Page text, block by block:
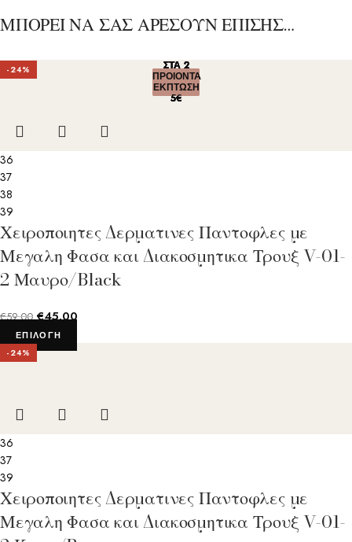
ΜΠΟΡΕΙ ΝΑ ΣΑΣ ΑΡΕΣΟΥΝ ΕΠΙΣΗΣ…
-24% ΣΤΑ 2
ΠΡΟΙΟΝΤΑ
ΕΚΠΤΩΣΗ
5€
36
37
38
39
Χειροποιητες Δερματινες Παντοφλες με
Μεγαλη Φασα και Διακοσμητικα Τρουξ V-01-
2 Μαυρο/Black
€59.00 €45.00
ΕΠΙΛΟΓΉ
-24%
ΣΤΑ 2
ΠΡΟΙΟΝΤΑ
ΕΚΠΤΩΣΗ
5€
36
37
39
Χειροποιητες Δερματινες Παντοφλες με
Μεγαλη Φασα και Διακοσμητικα Τρουξ V-01-
ΣΤΑ 2
ΠΡΟΙΟΝΤΑ
ΕΚΠΤΩΣΗ
5€
ΣΤΑ 2
ΠΡΟΙΟΝΤΑ
ΕΚΠΤΩΣΗ
5€
ΣΤΑ 2
ΠΡΟΙΟΝΤΑ
ΕΚΠΤΩΣΗ
5€